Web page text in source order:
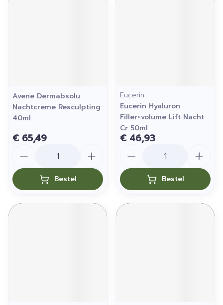
Avene Dermabsolu
Nachtcreme Resculpting
40ml
€ 65,49
Bestel
Eucerin
Eucerin Hyaluron
Filler+volume Lift Nacht
Cr 50ml
€ 46,93
Bestel